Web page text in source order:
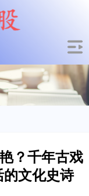
？千年古戏
文化史诗